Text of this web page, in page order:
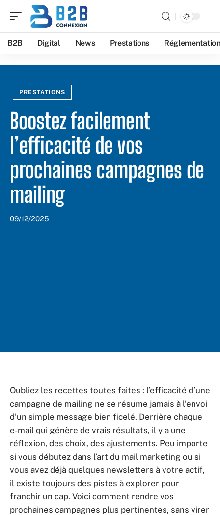
B2B Digital News Prestations Réglementation
PRESTATIONS
Boostez facilement
l’efficacité de vos
prochaines campagnes de
mailing
09/12/2025
Oubliez les recettes toutes faites : l’efficacité d’une
campagne de mailing ne se résume jamais à l’envoi
d’un simple message bien ficelé. Derrière chaque
e-mail qui génère de vrais résultats, il y a une
réflexion, des choix, des ajustements. Peu importe
si vous débutez dans l’art du mail marketing ou si
vous avez déjà quelques newsletters à votre actif,
il existe toujours des pistes à explorer pour
franchir un cap. Voici comment rendre vos
prochaines campagnes plus pertinentes, sans virer